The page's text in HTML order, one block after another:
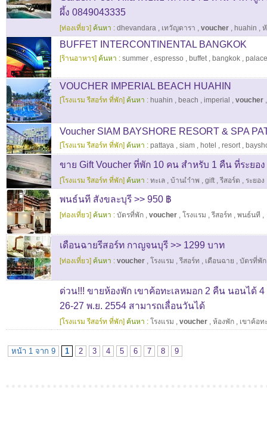
ผึ้ง 0849043335
[ท่องเที่ยว] ค้นหา : dhevandara , เทวัญดารา , voucher , huahin ,
BUFFET INTERCONTINENTAL BANGKOK
[ร้านอาหาร] ค้นหา : summer , espresso , buffet, bangkok , palace
VOUCHER IMPERIAL BEACH HUAHIN
[โรงแรม รีสอร์ท ที่พัก] ค้นหา : huahin , beach , imperial , voucher
Voucher SIAM BAYSHORE RESORT & SPA
[โรงแรม รีสอร์ท ที่พัก] ค้นหา : pattaya , siam , hotel , resort,
ขาย Gift Voucher ที่พัก 10 คน สำหรับ 1 คืน ที่ระยอง
[โรงแรม รีสอร์ท ที่พัก] ค้นหา : ทะเล , บ้านเำำพ , gift,รีสอร์ต , ระยอง
พนธ์นที สังขละบุรี >> 950 ฿
[ท่องเที่ยว] ค้นหา : บัตรที่พัก , voucher , โรงแรม ,รีสอร์ท , พนธ์นที ,
เดือนฉายรีสอร์ท กาญจนบุรี >> 1299 บาท
[ท่องเที่ยว] ค้นหา : voucher , โรงแรม ,รีสอร์ท , เดือนฉาย , บัตรที่พัก
ด่วน!!! ขายห้องพัก เขาค้อทะเลหมอก 2 คืน นอนได้
26-27 พ.ย. 2554 สามารถเลื่อนวันได้
[โรงแรม รีสอร์ท ที่พัก] ค้นหา : โรงแรม , voucher , ห้องพัก , เขาค้อท
หน้า 1 จาก 9 1 2 3 4 5 6 7 8 9